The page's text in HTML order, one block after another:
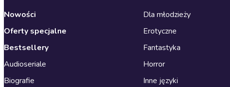
Nowości
Oferty specjalne
Bestsellery
Audioseriale
Biografie
Dla młodzieży
Erotyczne
Fantastyka
Horror
Inne języki